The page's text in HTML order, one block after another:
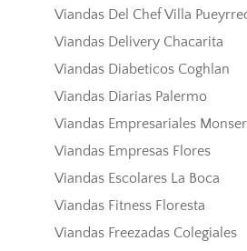
Viandas Del Chef Villa
Viandas Delivery Chacarita
Viandas Diabeticos Coghlan
Viandas Diarias Palermo
Viandas Empresariales
Viandas Empresas Flores
Viandas Escolares La Boca
Viandas Fitness Floresta
Viandas Freezadas Colegiales